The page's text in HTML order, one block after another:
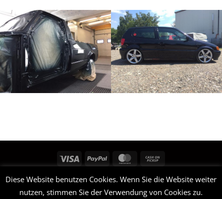
Visa PayPal MasterCard
on
Pickup
STARTSEITE SHOP LEISTUNGEN PORTFOLIO
KONTAKT
Diese Website benutzen Cookies. Wenn Sie die Website weiter
nutzen, stimmen Sie der Verwendung von Cookies zu.